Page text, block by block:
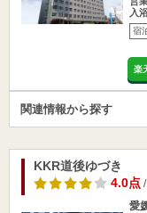
入
宿
楽
関連情報から探す
KKR道後ゆづき
4.0点/
愛